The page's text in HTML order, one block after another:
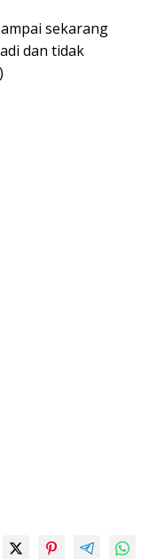
sekarang
dan tidak